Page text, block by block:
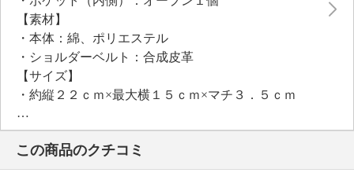
トしやすくなっています。
商品を企画する段階から、刺しゅうに関して国連の文
化大使であり、中国無形文化財である康先生からの多
くのアドバイスを得て、開発した一品。
毎日の着こなしに、スワトウデザインの優雅なアクセ
ントを！
【素材】
・本体：綿、ポリエステル
・ショルダーベルト：合成皮革
【サイズ】
・約縦２２ｃｍ×最大横１５ｃｍ×マチ３．５ｃｍ
・ストラップ長さ：約１１５ｃｍ〜１２８ｃｍ
・Ａ４サイズ：不可
【重さ】
・約１５１ｇ
この商品のクチコミ